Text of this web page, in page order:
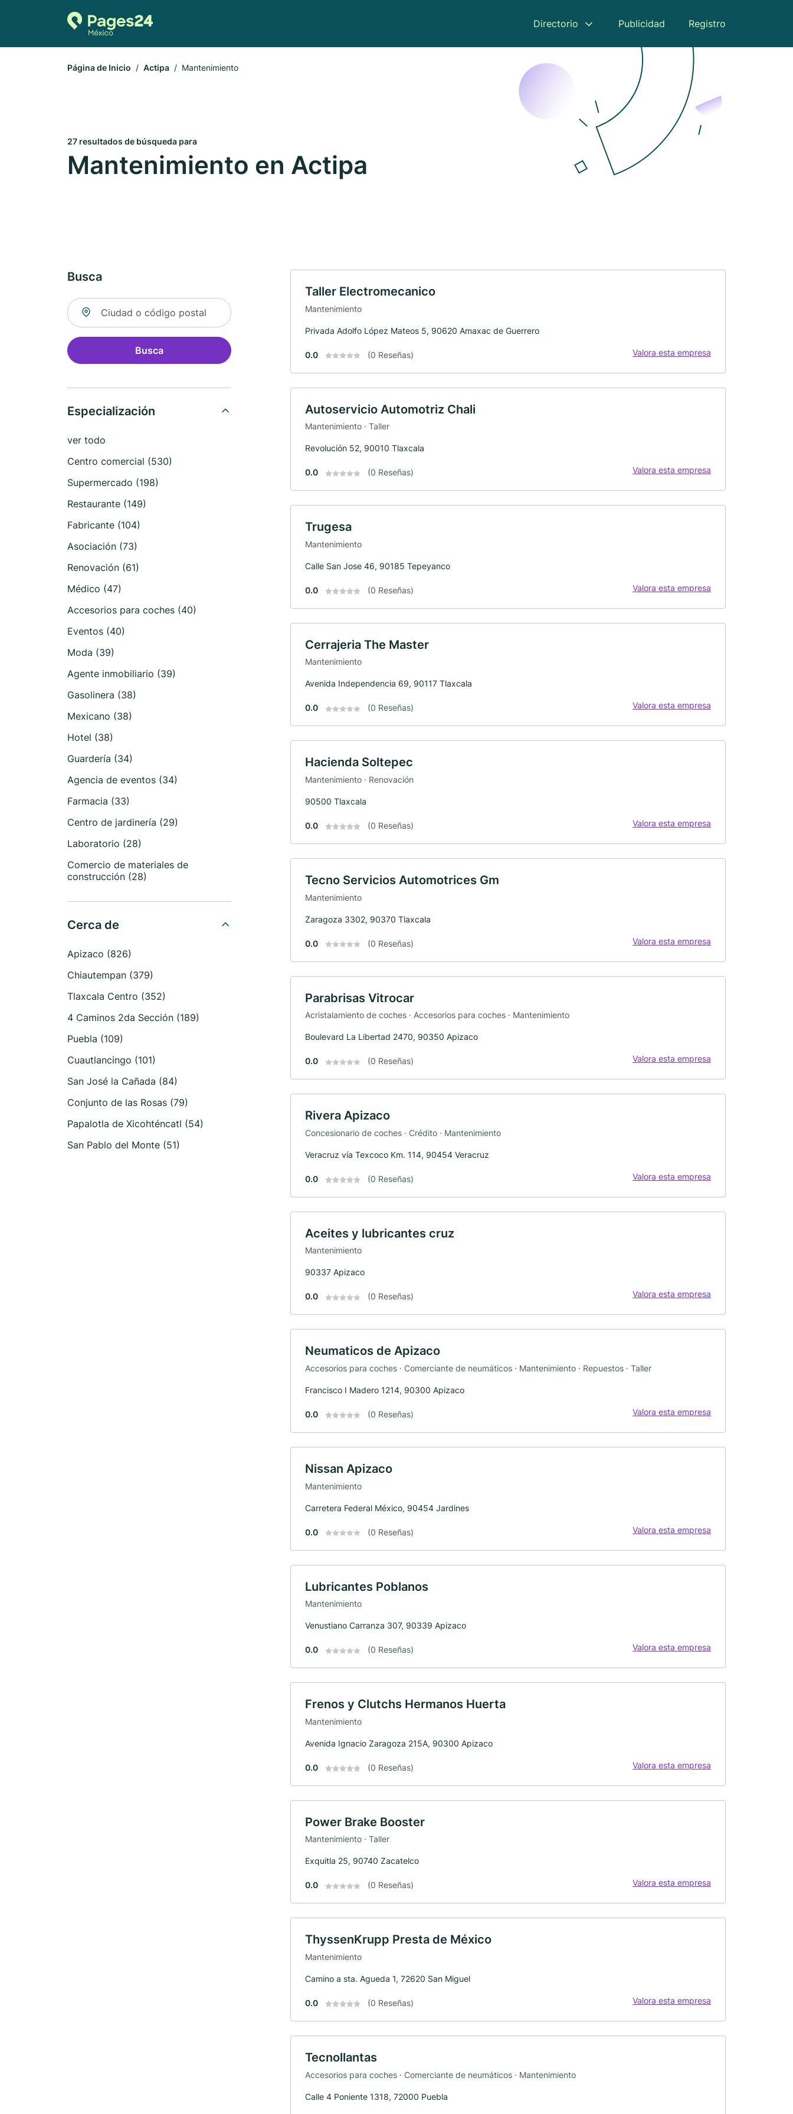
Directorio Publicidad Registro
Página de Inicio Actipa Mantenimiento
27 resultados de búsqueda para
Mantenimiento en Actipa
Busca
Buscar ubicación
Busca
Especialización
ver todo
Centro comercial (530)
Supermercado (198)
Restaurante (149)
Fabricante (104)
Asociación (73)
Renovación (61)
Médico (47)
Accesorios para coches (40)
Eventos (40)
Moda (39)
Agente inmobiliario (39)
Gasolinera (38)
Mexicano (38)
Hotel (38)
Guardería (34)
Agencia de eventos (34)
Farmacia (33)
Centro de jardinería (29)
Laboratorio (28)
Comercio de materiales de
construcción (28)
Cerca de
Apizaco (826)
Chiautempan (379)
Tlaxcala Centro (352)
4 Caminos 2da Sección (189)
Puebla (109)
Cuautlancingo (101)
San José la Cañada (84)
Conjunto de las Rosas (79)
Papalotla de Xicohténcatl (54)
San Pablo del Monte (51)
Taller Electromecanico
Mantenimiento
Privada Adolfo López Mateos 5, 90620 Amaxac de Guerrero
0.0 (0 Reseñas) Valora esta empresa
Autoservicio Automotriz Chali
Mantenimiento · Taller
Revolución 52, 90010 Tlaxcala
0.0 (0 Reseñas) Valora esta empresa
Trugesa
Mantenimiento
Calle San Jose 46, 90185 Tepeyanco
0.0 (0 Reseñas) Valora esta empresa
Cerrajeria The Master
Mantenimiento
Avenida Independencia 69, 90117 Tlaxcala
0.0 (0 Reseñas) Valora esta empresa
Hacienda Soltepec
Mantenimiento · Renovación
90500 Tlaxcala
0.0 (0 Reseñas) Valora esta empresa
Tecno Servicios Automotrices Gm
Mantenimiento
Zaragoza 3302, 90370 Tlaxcala
0.0 (0 Reseñas) Valora esta empresa
Parabrisas Vitrocar
Acristalamiento de coches · Accesorios para coches · Mantenimiento
Boulevard La Libertad 2470, 90350 Apizaco
0.0 (0 Reseñas) Valora esta empresa
Rivera Apizaco
Concesionario de coches · Crédito · Mantenimiento
Veracruz vía Texcoco Km. 114, 90454 Veracruz
0.0 (0 Reseñas) Valora esta empresa
Aceites y lubricantes cruz
Mantenimiento
90337 Apizaco
0.0 (0 Reseñas) Valora esta empresa
Neumaticos de Apizaco
Accesorios para coches · Comerciante de neumáticos · Mantenimiento · Repuestos · Taller
Francisco I Madero 1214, 90300 Apizaco
0.0 (0 Reseñas) Valora esta empresa
Nissan Apizaco
Mantenimiento
Carretera Federal México, 90454 Jardines
0.0 (0 Reseñas) Valora esta empresa
Lubricantes Poblanos
Mantenimiento
Venustiano Carranza 307, 90339 Apizaco
0.0 (0 Reseñas) Valora esta empresa
Frenos y Clutchs Hermanos Huerta
Mantenimiento
Avenida Ignacio Zaragoza 215A, 90300 Apizaco
0.0 (0 Reseñas) Valora esta empresa
Power Brake Booster
Mantenimiento · Taller
Exquitla 25, 90740 Zacatelco
0.0 (0 Reseñas) Valora esta empresa
ThyssenKrupp Presta de México
Mantenimiento
Camino a sta. Agueda 1, 72620 San Miguel
0.0 (0 Reseñas) Valora esta empresa
Tecnollantas
Accesorios para coches · Comerciante de neumáticos · Mantenimiento
Calle 4 Poniente 1318, 72000 Puebla